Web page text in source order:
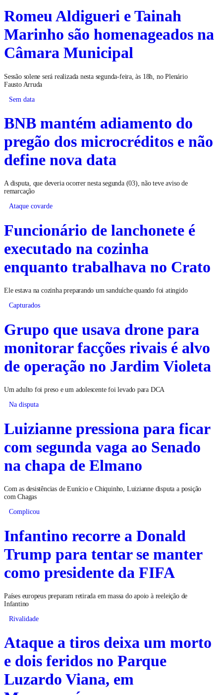
Romeu Aldigueri e Tainah
Marinho são homenageados na
Câmara Municipal
Sessão solene será realizada nesta segunda-feira, às 18h, no Plenário
Fausto Arruda
Sem data
BNB mantém adiamento do
pregão dos microcréditos e não
define nova data
A disputa, que deveria ocorrer nesta segunda (03), não teve aviso de
remarcação
Ataque covarde
Funcionário de lanchonete é
executado na cozinha
enquanto trabalhava no Crato
Ele estava na cozinha preparando um sanduíche quando foi atingido
Capturados
Grupo que usava drone para
monitorar facções rivais é alvo
de operação no Jardim Violeta
Um adulto foi preso e um adolescente foi levado para DCA
Na disputa
Luizianne pressiona para ficar
com segunda vaga ao Senado
na chapa de Elmano
Com as desistências de Eunício e Chiquinho, Luizianne disputa a posição
com Chagas
Complicou
Infantino recorre a Donald
Trump para tentar se manter
como presidente da FIFA
Países europeus preparam retirada em massa do apoio à reeleição de
Infantino
Rivalidade
Ataque a tiros deixa um morto
e dois feridos no Parque
Luzardo Viana, em